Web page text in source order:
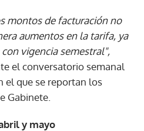
montos de facturación no
aumentos en la tarifa, ya
vigencia semestral",
el conversatorio semanal
el que se reportan los
Gabinete.
y mayo